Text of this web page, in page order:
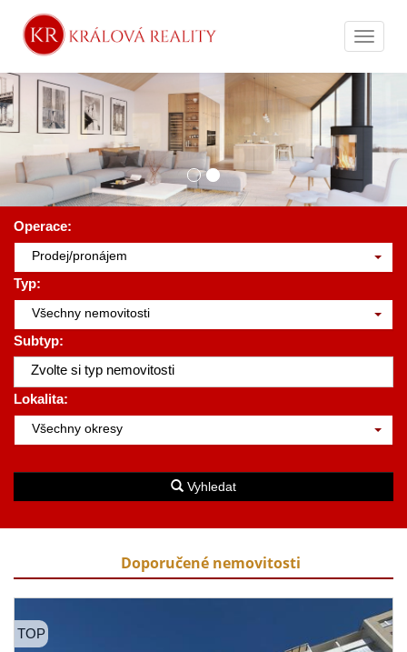
Operace:
Prodej/pronájem
Typ:
Všechny nemovitosti
Subtyp:
Zvolte si typ nemovitosti
Lokalita:
Všechny okresy
Vyhledat
Doporučené nemovitosti
TOP